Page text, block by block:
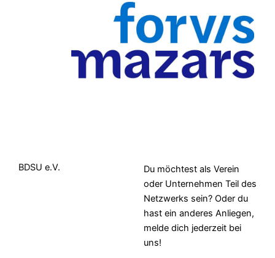
BDSU e.V.
Du möchtest als Verein
oder Unternehmen Teil des
Netzwerks sein? Oder du
hast ein anderes Anliegen,
melde dich jederzeit bei
uns!